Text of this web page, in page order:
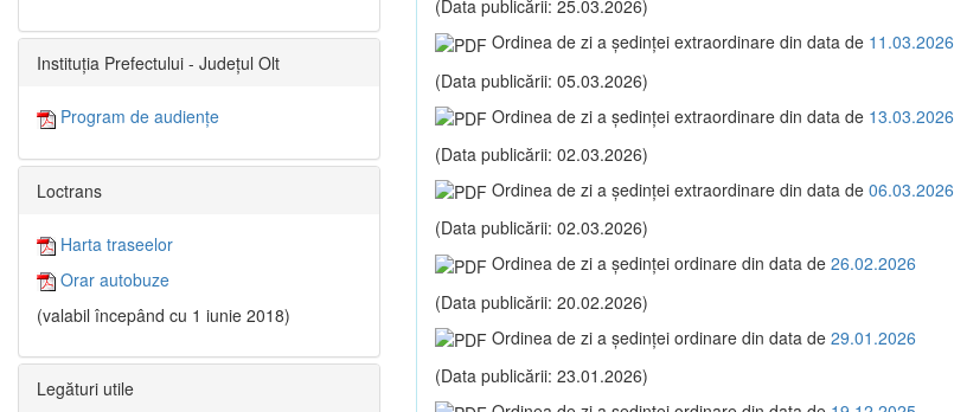
(Data publicării: 25.03.2026)
Ordinea de zi a şedinţei extraordinare din data de 11.03.2026
(Data publicării: 05.03.2026)
Ordinea de zi a şedinţei extraordinare din data de 13.03.2026
(Data publicării: 02.03.2026)
Ordinea de zi a şedinţei extraordinare din data de 06.03.2026
(Data publicării: 02.03.2026)
Ordinea de zi a şedinţei ordinare din data de 26.02.2026
(Data publicării: 20.02.2026)
Ordinea de zi a şedinţei ordinare din data de 29.01.2026
(Data publicării: 23.01.2026)
Instituția Prefectului - Județul Olt
Program de audiențe
Loctrans
Harta traseelor
Orar autobuze
(valabil începând cu 1 iunie 2018)
Legături utile